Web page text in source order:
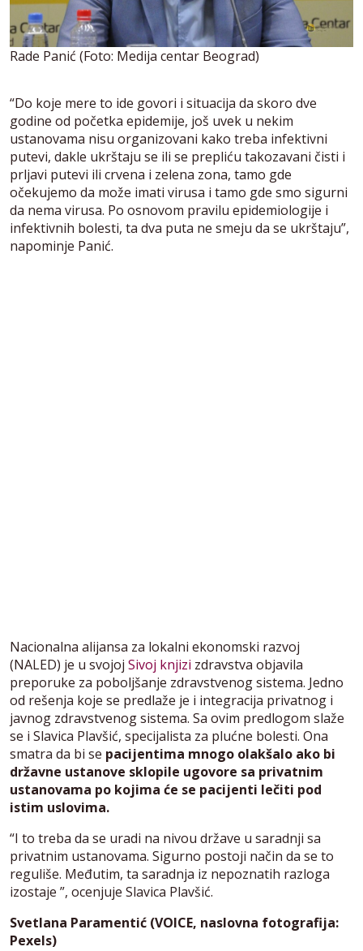
Rade Panić (Foto: Medija centar Beograd)
“Do koje mere to ide govori i situacija da skoro dve
godine od početka epidemije, još uvek u nekim
ustanovama nisu organizovani kako treba infektivni
putevi, dakle ukrštaju se ili se prepliću takozavani čisti i
prljavi putevi ili crvena i zelena zona, tamo gde
očekujemo da može imati virusa i tamo gde smo sigurni
da nema virusa. Po osnovom pravilu epidemiologije i
infektivnih bolesti, ta dva puta ne smeju da se ukrštaju”,
napominje Panić.
Nacionalna alijansa za lokalni ekonomski razvoj
(NALED) je u svojoj Sivoj knjizi zdravstva objavila
preporuke za poboljšanje zdravstvenog sistema. Jedno
od rešenja koje se predlaže je i integracija privatnog i
javnog zdravstvenog sistema. Sa ovim predlogom slaže
se i Slavica Plavšić, specijalista za plućne bolesti. Ona
smatra da bi se pacijentima mnogo olakšalo ako bi
državne ustanove sklopile ugovore sa privatnim
ustanovama po kojima će se pacijenti lečiti pod
istim uslovima.
“I to treba da se uradi na nivou države u saradnji sa
privatnim ustanovama. Sigurno postoji način da se to
reguliše. Međutim, ta saradnja iz nepoznatih razloga
izostaje ”, ocenjuje Slavica Plavšić.
Svetlana Paramentić (VOICE, naslovna fotografija:
Pexels)